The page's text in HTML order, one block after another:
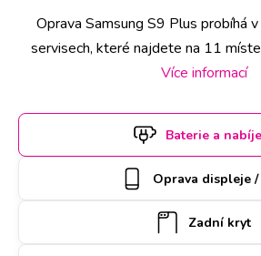
Oprava Samsung S9 Plus probíhá
servisech, které najdete na 11
úkony stihneme už do 30 minut,
si termín a hodinu online. Samsung
vás také může vyzvednout náš
zaveze zpět. Kvalitu práce
za díly ručíme
Více informací
Baterie a
Oprava displeje /
Zadní kryt